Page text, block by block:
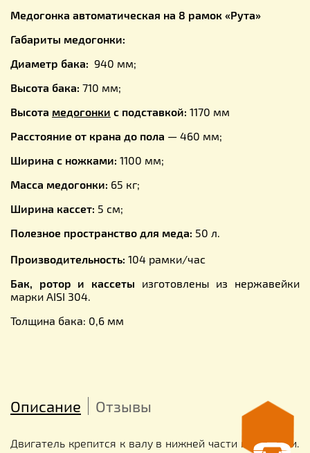
Медогонка автоматическая на 8 рамок «Рута»
Габариты медогонки:
Диаметр бака: 940 мм;
Высота бака: 710 мм;
Высота медогонки с подставкой: 1170 мм
Расстояние от крана до пола — 460 мм;
Ширина с ножками: 1100 мм;
Масса медогонки: 65 кг;
Ширина кассет: 5 см;
Полезное пространство для меда: 50 л.
Производительность: 104 рамки/час
Бак, ротор и кассеты изготовлены из нержавейки
марки AISI 304.
Толщина бака: 0,6 мм
Описание Отзывы
Двигатель крепится к валу в нижней части медогонки.